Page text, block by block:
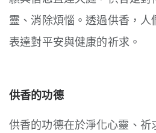
靈、消除煩惱。透過供香，人
表達對平安與健康的祈求。
供香的功德
供香的功德在於淨化心靈、祈